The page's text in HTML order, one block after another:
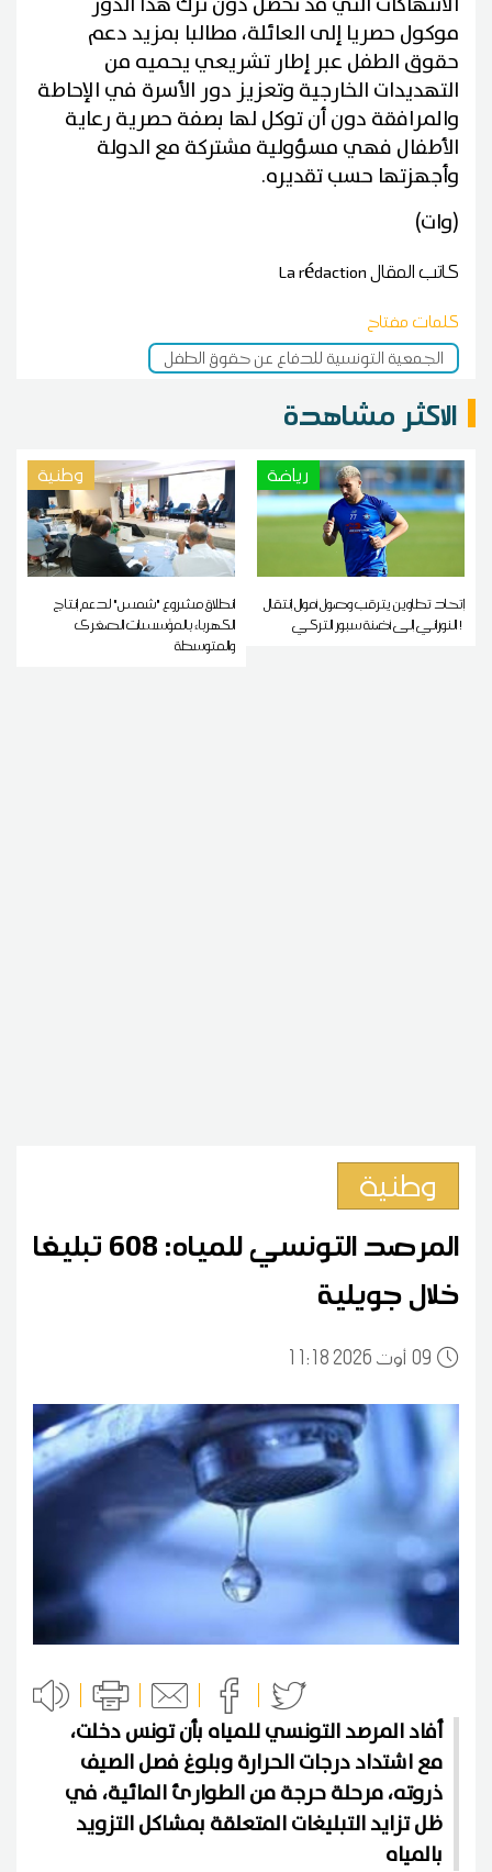
موكول حصريا إلى العائلة، مطالبا بمزيد دعم
حقوق الطفل عبر إطار تشريعي يحميه من
التهديدات الخارجية وتعزيز دور الأسرة في الإحاطة
والمرافقة دون أن توكل لها بصفة حصرية رعاية
الأطفال فهي مسؤولية مشتركة مع الدولة
وأجهزتها حسب تقديره.
(وات)
كاتب المقالLa rédaction
كلمات مفتاح
الجمعية التونسية للدفاع عن حقوق الطفل
الاكثر مشاهدة
رياضة
إتحاد تطاوين يترقب وصول أموال إنتقال
النوراني إلى أضنة سبور التركي !
وطنية
انطلاق مشروع "شمس" لدعم إنتاج
الكهرباء بالمؤسسات الصغرى
والمتوسطة
وطنية
المرصد التونسي للمياه: 608 تبليغا
خلال جويلية
0911:18 2026 أوت
أفاد المرصد التونسي للمياه بأن تونس دخلت،
مع اشتداد درجات الحرارة وبلوغ فصل الصيف
ذروته، مرحلة حرجة من الطوارئ المائية، في
ظل تزايد التبليغات المتعلقة بمشاكل التزويد
بالمياه